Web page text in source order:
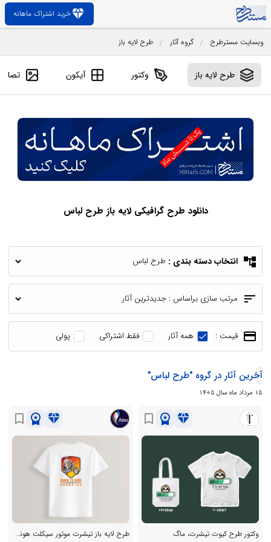
diamondخرید اشتراک ماهانه
طرح لایه باز وکتور آیکون
دانلود طرح گرافیکی لایه باز طرح لباس
وبسایت مسترطرح گروه آثار طرح لایه باز
account_tree انتخاب دسته بندی :
sort مرتب سازی براساس :
payment قیمت : همه آثار فقط اشتراکی پولی
آخرین آثار در گروه "طرح لباس"
15 مرداد ماه سال 1405
diamond
workspace_premium
bookmark_border
وکتور طرح کیوت تیشرت، ماگ
diamond
workspace_premium
bookmark_border
طرح لایه باز تیشرت موتور سیکلت هوندا 125 برای چاپ روی تیشرت